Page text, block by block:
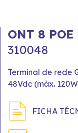
ONT 8 POE
310048
Terminal de rede
48Vdc (máx.
FICHA